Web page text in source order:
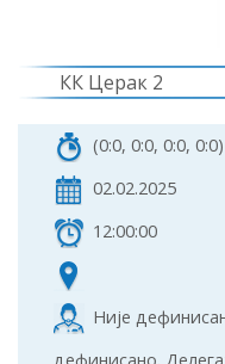
КК Церак 2
(0:0, 0:0, 0:0, 0:0)
02.02.2025
12:00:00
Није